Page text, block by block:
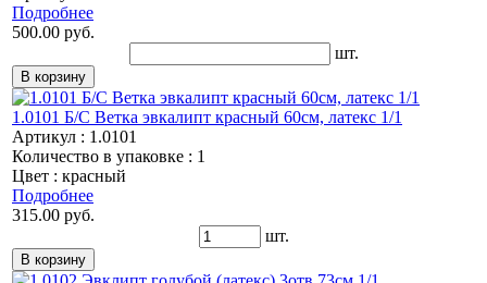
Подробнее
500.00 руб.
шт.
1.0101 Б/С Ветка эвкалипт красный 60см, латекс 1/1
Артикул : 1.0101
Количество в упаковке : 1
Цвет : красный
Подробнее
315.00 руб.
шт.